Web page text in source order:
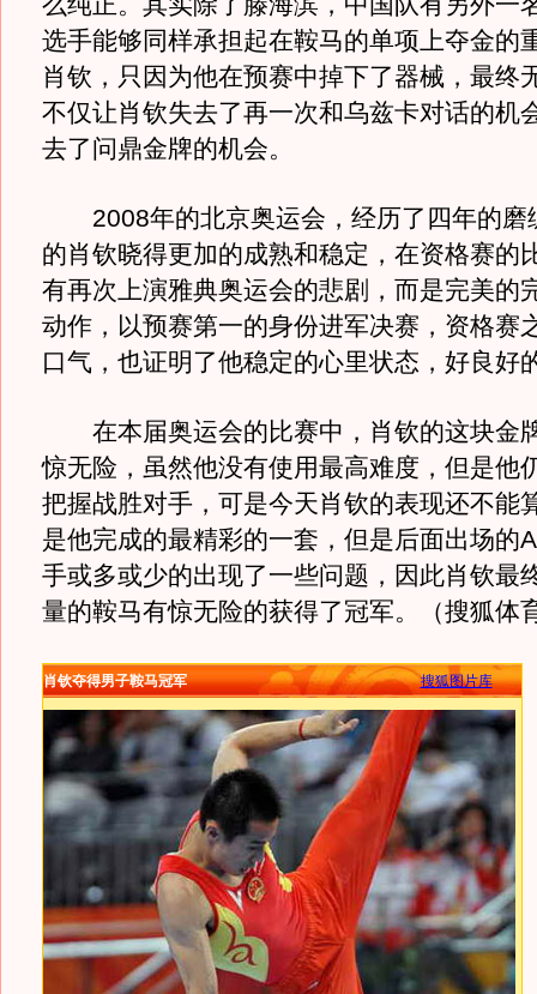
选手能够同样承担起在鞍马的单项上夺金的
肖钦，只因为他在预赛中掉下了器械，最终
不仅让肖钦失去了再一次和乌兹卡对话的机
去了问鼎金牌的机会。
2008年的北京奥运会，经历了四年的磨
的肖钦晓得更加的成熟和稳定，在资格赛的
有再次上演雅典奥运会的悲剧，而是完美的
动作，以预赛第一的身份进军决赛，资格赛
口气，也证明了他稳定的心里状态，好良好
在本届奥运会的比赛中，肖钦的这块金
惊无险，虽然他没有使用最高难度，但是他
把握战胜对手，可是今天肖钦的表现还不能
是他完成的最精彩的一套，但是后面出场的
手或多或少的出现了一些问题，因此肖钦最
量的鞍马有惊无险的获得了冠军。（搜狐体
肖钦夺得男子鞍马冠军 搜狐图片库